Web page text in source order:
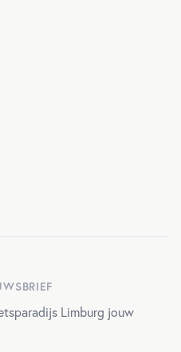
Limburg jouw